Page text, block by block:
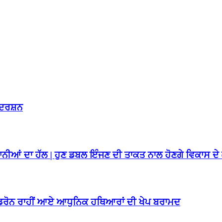
ਦਾ ਹੱਲ | ਹੁਣ ਡਬਲ ਇੰਜਣ ਦੀ ਤਾਕਤ ਨਾਲ ਹੋਣਗੇ ਵਿਕਾਸ ਦੇ
ਡਰੋਨ ਰਾਹੀਂ ਆਏ ਆਧੁਨਿਕ ਹਥਿਆਰਾਂ ਦੀ ਖੇਪ ਬਰਾਮਦ